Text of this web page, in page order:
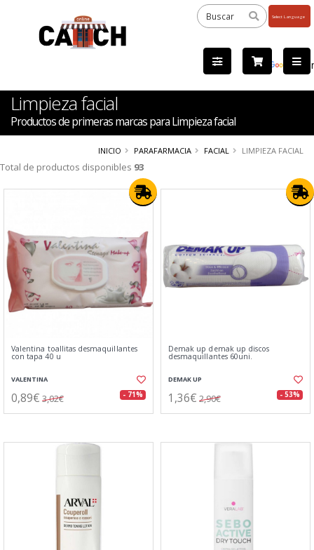
by
Limpieza facial
Productos de primeras marcas para Limpieza facial
INICIO PARAFARMACIA FACIAL LIMPIEZA FACIAL
Total de productos disponibles 93
Valentina toallitas desmaquillantes
con tapa 40 u
VALENTINA
0,89€ 3,02€ - 71%
Demak up demak up discos
desmaquillantes 60uni.
DEMAK UP
1,36€ 2,90€ - 53%